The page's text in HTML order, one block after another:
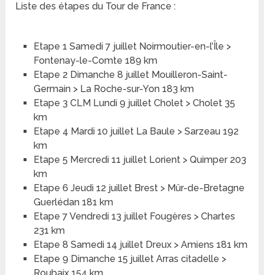
Liste des étapes du Tour de France :
Etape 1 Samedi 7 juillet Noirmoutier-en-l’Île >
Fontenay-le-Comte 189 km
Etape 2 Dimanche 8 juillet Mouilleron-Saint-
Germain > La Roche-sur-Yon 183 km
Etape 3 CLM Lundi 9 juillet Cholet > Cholet 35
km
Etape 4 Mardi 10 juillet La Baule > Sarzeau 192
km
Etape 5 Mercredi 11 juillet Lorient > Quimper 203
km
Etape 6 Jeudi 12 juillet Brest > Mûr-de-Bretagne
Guerlédan 181 km
Etape 7 Vendredi 13 juillet Fougères > Chartes
231 km
Etape 8 Samedi 14 juillet Dreux > Amiens 181 km
Etape 9 Dimanche 15 juillet Arras citadelle >